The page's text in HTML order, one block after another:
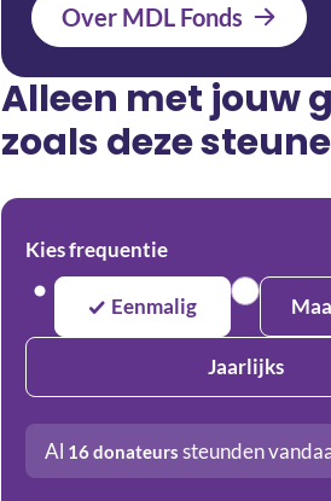
Over MDL Fonds
Alleen met jouw
zoals deze
Kies frequentie
Eenmalig
Jaarlijks
Al 16donateurs steunden